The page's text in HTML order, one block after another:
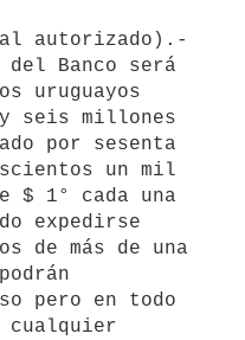
autorizado).-
Banco será
uruguayos
seis millones
por sesenta
un mil
$ 1° cada una
expedirse
de más de una
pero en todo
cualquier